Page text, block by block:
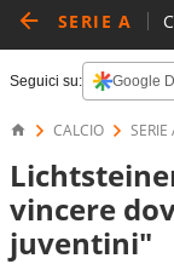
SERIE A
Seguici su: Google
CALCIO SERIE
vincere
juventini"